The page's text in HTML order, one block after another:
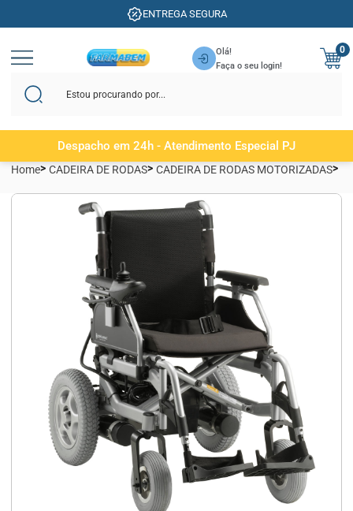
ENTREGA SEGURA
Olá!
Faça o seu login!
0
Despacho em 24h - Atendimento Especial PJ
Home CADEIRA DE RODAS CADEIRA DE RODAS MOTORIZADAS